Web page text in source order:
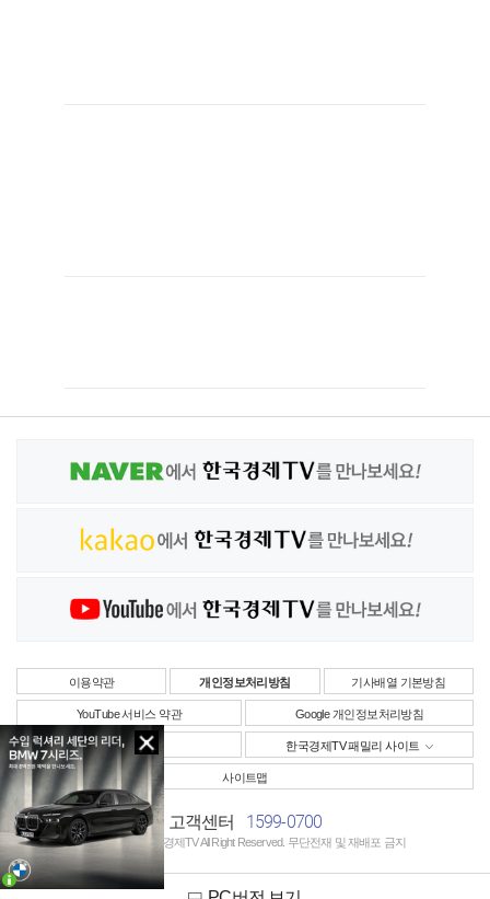
이용약관 개인정보처리방침 기사배열 기본방침
YouTube 서비스 약관 Google 개인정보처리방침
사업자정보 한국경제TV 패밀리 사이트
사이트맵
고객센터 1599-0700
Copyright © 한국경제TV All Right Reserved. 무단전재 및 재배포 금지